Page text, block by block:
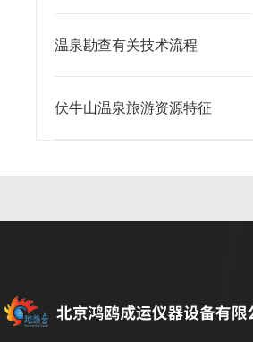
温泉勘查有关技术流程
伏牛山温泉旅游资源特征